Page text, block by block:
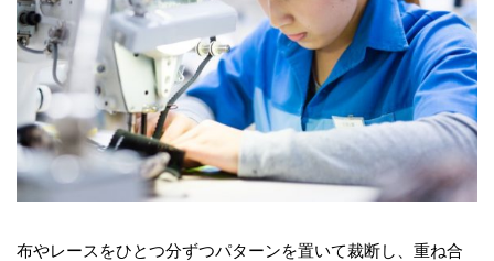
布やレースをひとつ分ずつパターンを置いて裁断し、重ね合